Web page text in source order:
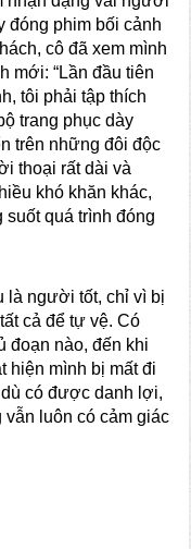
đóng phim bối cảnh
cô đã xem mình
mới: “Lần đầu tiên
tôi phải tập thích
trang phục dày
trên những đôi độc
thoại rất dài và
khó khăn khác,
suốt quá trình đóng
là người tốt, chỉ vì bị
cả để tự vệ. Có
đoạn nào, đến khi
hiện mình bị mất đi
có được danh lợi,
luôn có cảm giác